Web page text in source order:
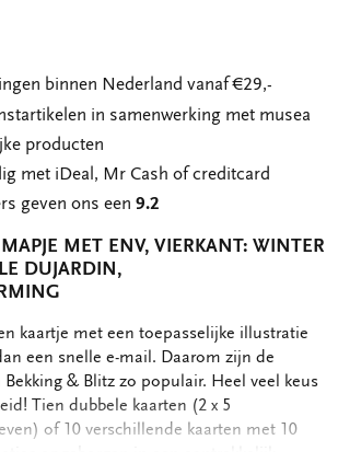
VERLANGLIJST
binnen Nederland vanaf €29,-
in samenwerking met musea
producten
met iDeal, Mr Cash of creditcard
geven ons een9.2
MET ENV, VIERKANT: WINTER
DUJARDIN,
kaartje met een toepasselijke illustratie
een snelle e-mail. Daarom zijn de
Bekking & Blitz zo populair. Heel veel keus
Tien dubbele kaarten (2 x 5
of 10 verschillende kaarten met 10